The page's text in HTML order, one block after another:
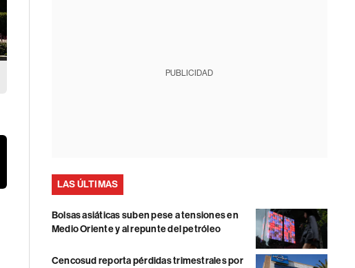
PUBLICIDAD
LAS ÚLTIMAS
Bolsas asiáticas suben pese a tensiones en
Medio Oriente y al repunte del petróleo
Cencosud reporta pérdidas trimestrales por